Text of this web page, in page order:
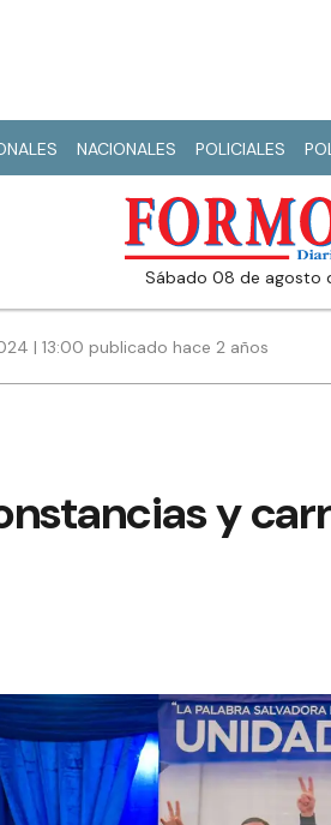
NACIONALES POLICIALES
sábado 08 de agosto
| 13:00 publicado hace 2 años
y